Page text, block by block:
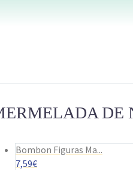
DE
Bombon Figuras Ma...
7,59€